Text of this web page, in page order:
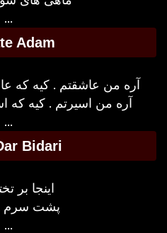
...
Adam
آره من عاشقتم . کیه که
آره من اسیرتم . کیه
...
Bidari
اینجا بر
پشت سرم
...